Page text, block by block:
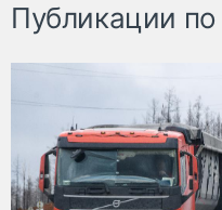
Публикации